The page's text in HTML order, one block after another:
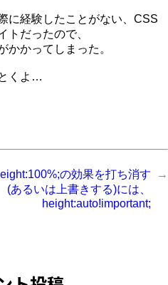
に経験したことがない、CSS
トだったので、
かかってしまった。
くよ…
の効果を打ち消す
(あるいは上書きする)には、
height:auto!important;